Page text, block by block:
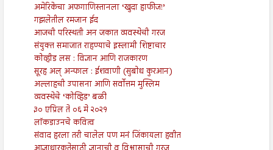
अमेरिकेचा अफगाणिस्तानला ‘खुदा हाफीज!’
गझलेतील रमजान ईद
आजची परिस्थती अन जकात व्यवस्थेची गरज
संयुक्त समाजात राहण्याचे इस्लामी शिष्टाचार
कोव्हीड लस : विज्ञान आणि राजकारण
सूरह अल् अन्फाल : ईशवाणी (सुबोध कुरआन)
अल्लाहची उपासना आणि सर्वोत्तम मुस्लिम
व्यवस्थेचे ‘कोव्हिड’ बळी
३० एप्रिल ते ०६ मे २०२१
लॉकडाउनचे कवित्व
संवाद हरला तरी चालेल पण मनं जिंकायला हवीत